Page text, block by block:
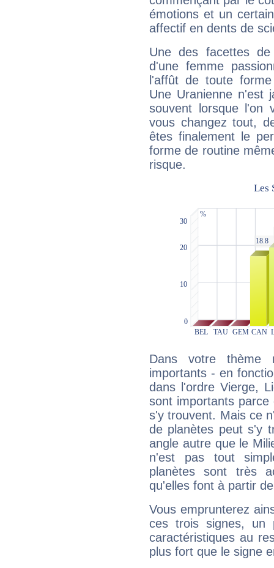
émotions et un
affectif en dents de
Une des facettes
d'une femme
l'affût de toute
Une Uranienne n'est
souvent lorsque l'on
vous changez tout,
êtes finalement le
forme de routine
risque.
Dans votre thème
importants - en
dans l'ordre Vierge,
sont importants parce
s'y trouvent. Mais ce
de planètes peut s'y
angle autre que le
n'est pas tout
planètes sont très
qu'elles font à partir
Vous emprunterez
ces trois signes, un
caractéristiques au
plus fort que le signe